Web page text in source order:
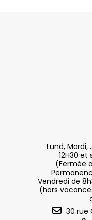
Lund, Mardi,
12H30 et
(Fermée
Vendredi de
(hors
30 rue